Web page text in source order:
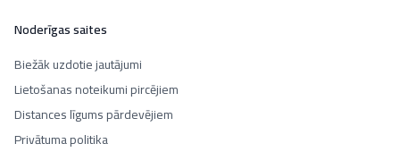
Noderīgas saites
Biežāk uzdotie jautājumi
Lietošanas noteikumi pircējiem
Distances līgums pārdevējiem
Privātuma politika